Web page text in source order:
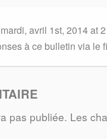
avril 1st, 2014 at
à ce bulletin via le
pas publiée. Les